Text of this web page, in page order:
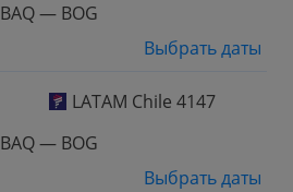
BAQ — BOG
Выбрать даты
LATAM Chile 4147
BAQ — BOG
Выбрать даты